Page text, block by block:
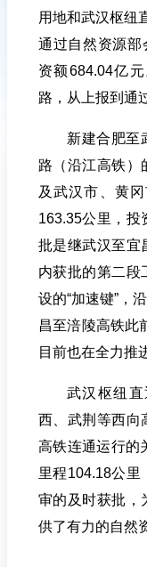
用地和武汉枢纽
通过自然资源部
资额684.04亿
路，从上报到通
新建合肥至
路（沿江高铁）
及武汉市、黄
163.35公里，投
批是继武汉至宜
内获批的第二段
设的“加速键”，
昌至涪陵高铁此
目前也在全力推
武汉枢纽
西、武荆等西向
高铁连通运行的
里程104.18公里
审的及时获批，
供了有力的自然